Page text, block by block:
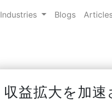
Industries Blogs
収益拡大を加速